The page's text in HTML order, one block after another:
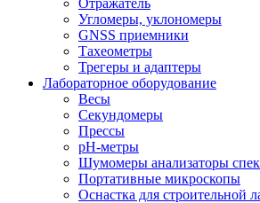
Отражатель
Угломеры, уклономеры
GNSS приемники
Тахеометры
Трегеры и адаптеры
Лабораторное оборудование
Весы
Секундомеры
Прессы
pH-метры
Шумомеры анализаторы
Портативные микроскопы
Оснастка для строительной